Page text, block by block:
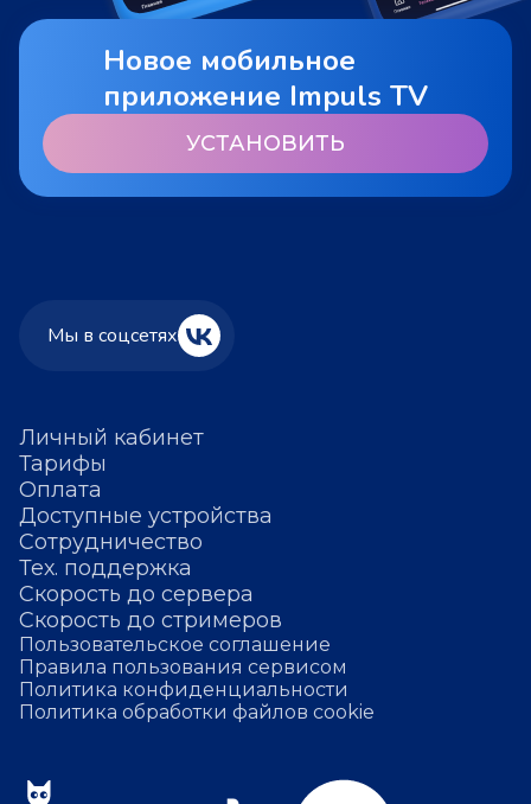
Новое мобильное
приложение Impuls TV
УСТАНОВИТЬ
Личный кабинет
Тарифы
Оплата
Доступные устройства
Сотрудничество
Тех. поддержка
Скорость до сервера
Скорость до стримеров
Пользовательское соглашение
Правила пользования сервисом
Политика конфиденциальности
Политика обработки файлов cookie
Мы в соцсетях